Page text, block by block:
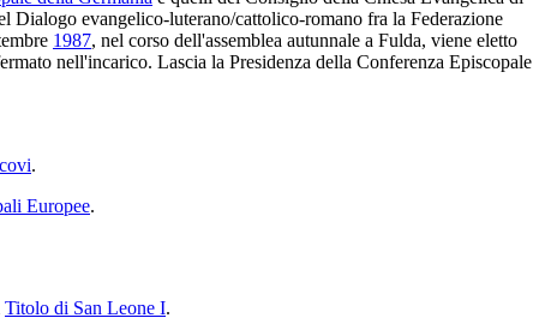
Dialogo evangelico-luterano/cattolico-romano fra la Federazione
1987, nel corso dell'assemblea autunnale a Fulda, viene eletto
nell'incarico. Lascia la Presidenza della Conferenza Episcopale
.
Europee.
Titolo di San Leone I.